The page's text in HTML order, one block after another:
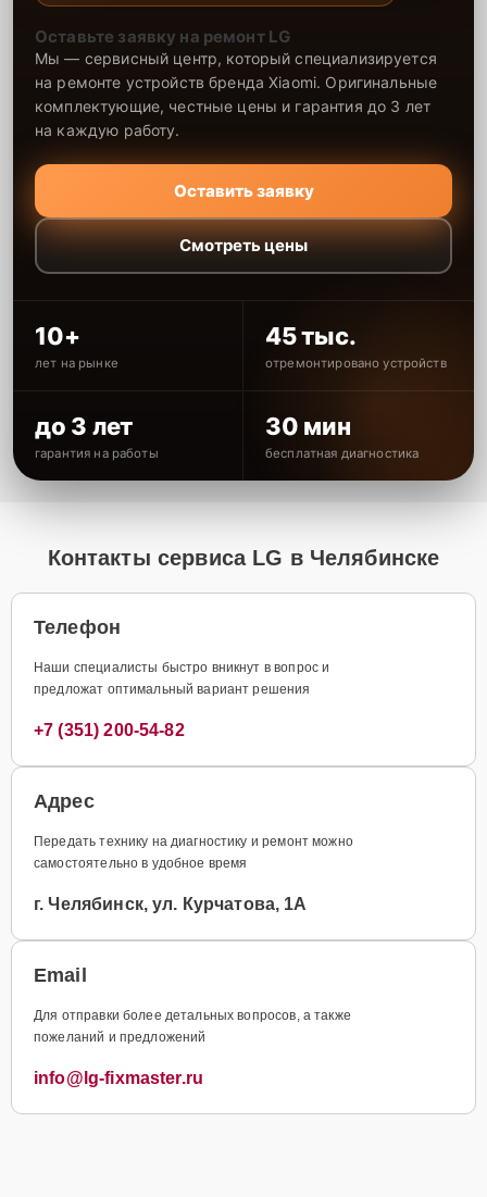
Оставьте заявку на ремонт LG
Мы — сервисный центр, который специализируется
на ремонте устройств бренда Xiaomi. Оригинальные
комплектующие, честные цены и гарантия до 3 лет
на каждую работу.
Оставить заявку
Смотреть цены
10+
лет на рынке
45 тыс.
отремонтировано устройств
до 3 лет
гарантия на работы
30 мин
бесплатная диагностика
Контакты сервиса LG в Челябинске
Телефон
Наши специалисты быстро вникнут в вопрос и
предложат оптимальный вариант решения
+7 (351) 200-54-82
Адрес
Передать технику на диагностику и ремонт можно
самостоятельно в удобное время
г. Челябинск, ул. Курчатова, 1А
Email
Для отправки более детальных вопросов, а также
пожеланий и предложений
info@lg-fixmaster.ru